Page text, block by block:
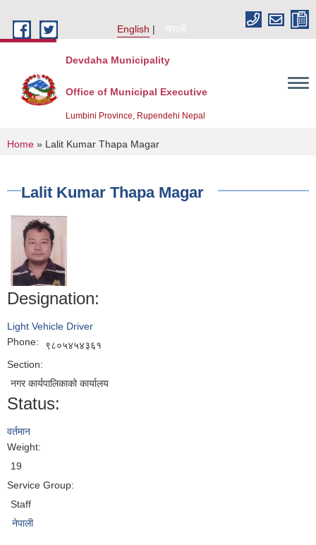
English
नेपाली
Devdaha Municipality
Office of Municipal Executive
Lumbini Province, Rupendehi Nepal
You are here
Home » Lalit Kumar Thapa Magar
Lalit Kumar Thapa Magar
Designation:
Light Vehicle Driver
Phone:
९८०५४५४३६१
Section:
नगर कार्यपालिकाको कार्यालय
Status:
वर्तमान
Weight:
19
Service Group:
Staff
नेपाली